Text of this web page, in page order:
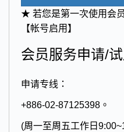
★ 若您是第一次使用会
【帐号启用】
会员服务申请/试
申请专线：
+886-02-87125398。
(周一至周五工作日